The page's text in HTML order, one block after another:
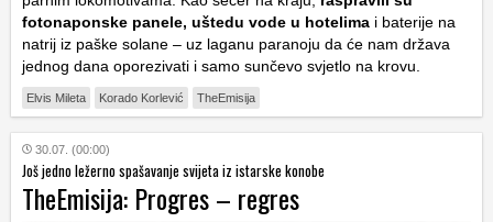
fotonaponske panele, uštedu vode u hotelima i baterije na
natrij iz paške solane – uz laganu paranoju da će nam država
jednog dana oporezivati i samo sunčevo svjetlo na krovu.
Elvis Mileta Korado Korlević TheEmisija
30.07. (00:00)
Još jedno ležerno spašavanje svijeta iz istarske konobe
TheEmisija: Progres – regres